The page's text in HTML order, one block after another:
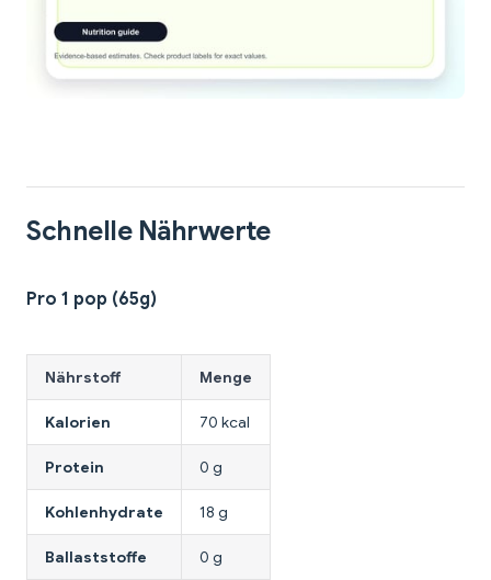
Schnelle Nährwerte
Pro 1 pop (65g)
Nährstoff Menge
Kalorien 70 kcal
Protein 0 g
Kohlenhydrate 18 g
Ballaststoffe 0 g